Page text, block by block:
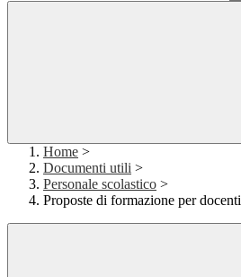
Home >
Documenti utili >
Personale scolastico >
Proposte di formazione per docenti